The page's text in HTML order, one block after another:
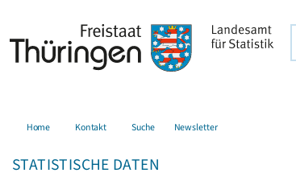
Home Kontakt Suche Newsletter
STATISTISCHE DATEN